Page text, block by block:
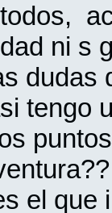
ni s
dudas
tengo
el